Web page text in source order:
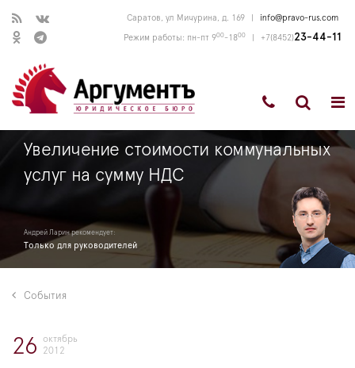
Саратов, ул Мичурина, д. 169 info@pravo-rus.com
Режим работы: пн-пт 900-1800 +7(8452)23-44-11
Увеличение стоимости коммунальных
услуг на сумму НДС
Андрей Ларин рекомендует:
Только для руководителей
События
26
октябрь
2012